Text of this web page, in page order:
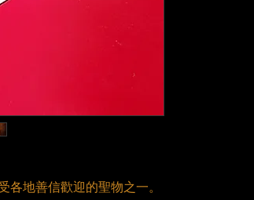
地善信歡迎的聖物之一。